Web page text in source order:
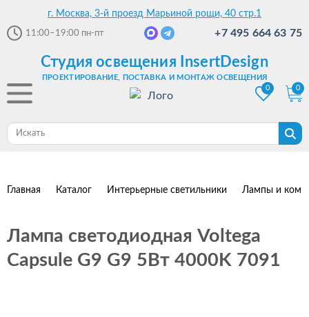
г. Москва, 3-й проезд Марьиной рощи, 40 стр.1
11:00–19:00 пн-пт +7 495 664 63 75
Студия освещения InsertDesign
ПРОЕКТИРОВАНИЕ, ПОСТАВКА И МОНТАЖ ОСВЕЩЕНИЯ
0
0
Главная Каталог Интерьерные светильники Лампы и
Лампа светодиодная Voltega
Capsule G9 G9 5Вт 4000K 7091